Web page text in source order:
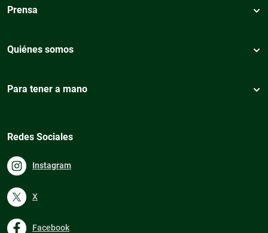
Prensa
Quiénes somos
Para tener a mano
Redes Sociales
Instagram
X
Facebook